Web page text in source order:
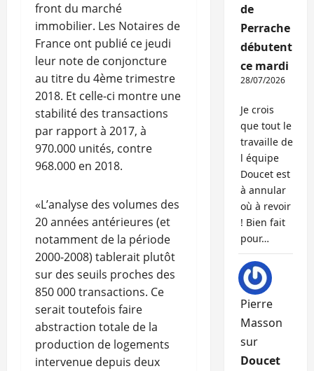
front du marché
immobilier. Les Notaires de
France ont publié ce jeudi
leur note de conjoncture
au titre du 4ème trimestre
2018. Et celle-ci montre une
stabilité des transactions
par rapport à 2017, à
970.000 unités, contre
968.000 en 2018.
«L’analyse des volumes des
20 années antérieures (et
notamment de la période
2000-2008) tablerait plutôt
sur des seuils proches des
850 000 transactions. Ce
serait toutefois faire
abstraction totale de la
production de logements
intervenue depuis deux
de
Perrache
débutent
ce mardi
28/07/2026
Je crois
que tout le
travaille de
l équipe
Doucet est
à annular
où à revoir
! Bien fait
pour…
Pierre
Masson
sur
Doucet